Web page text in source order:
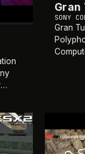
Gran
SONY
Gran